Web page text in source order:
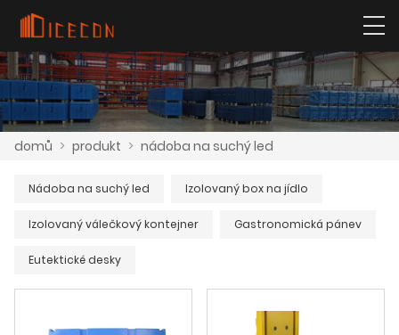
domů > produkt > nádoba na suchý led
Nádoba na suchý led Izolovaný box na jídlo
Izolovaný válečkový kontejner Gastronomická pánev
Eutektické desky